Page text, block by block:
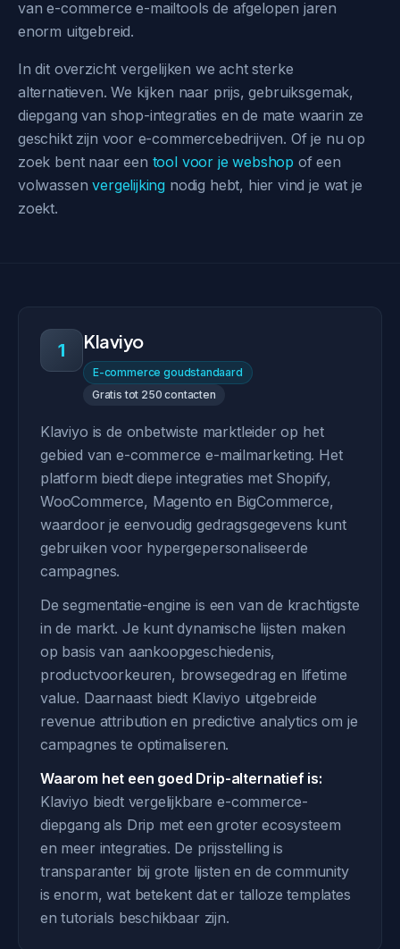
van e-commerce e-mailtools de afgelopen jaren
enorm uitgebreid.
In dit overzicht vergelijken we acht sterke
alternatieven. We kijken naar prijs, gebruiksgemak,
diepgang van shop-integraties en de mate waarin ze
geschikt zijn voor e-commercebedrijven. Of je nu op
zoek bent naar een tool voor je webshop of een
volwassenvergelijking nodig hebt, hier vind je wat je
zoekt.
1 Klaviyo
E-commerce goudstandaard
Gratis tot 250 contacten
Klaviyo is de onbetwiste marktleider op het
gebied van e-commerce e-mailmarketing. Het
platform biedt diepe integraties met Shopify,
WooCommerce, Magento en BigCommerce,
waardoor je eenvoudig gedragsgegevens kunt
gebruiken voor hypergepersonaliseerde
campagnes.
De segmentatie-engine is een van de krachtigste
in de markt. Je kunt dynamische lijsten maken
op basis van aankoopgeschiedenis,
productvoorkeuren, browsegedrag en lifetime
value. Daarnaast biedt Klaviyo uitgebreide
revenue attribution en predictive analytics om je
campagnes te optimaliseren.
Waarom het een goed Drip-alternatief is:
Klaviyo biedt vergelijkbare e-commerce-
diepgang als Drip met een groter ecosysteem
en meer integraties. De prijsstelling is
transparanter bij grote lijsten en de community
is enorm, wat betekent dat er talloze templates
en tutorials beschikbaar zijn.